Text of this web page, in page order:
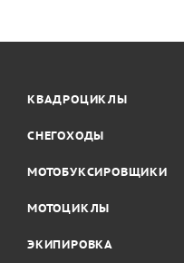
КВАДРОЦИКЛЫ
СНЕГОХОДЫ
МОТОБУКСИРОВЩИКИ
МОТОЦИКЛЫ
ЭКИПИРОВКА